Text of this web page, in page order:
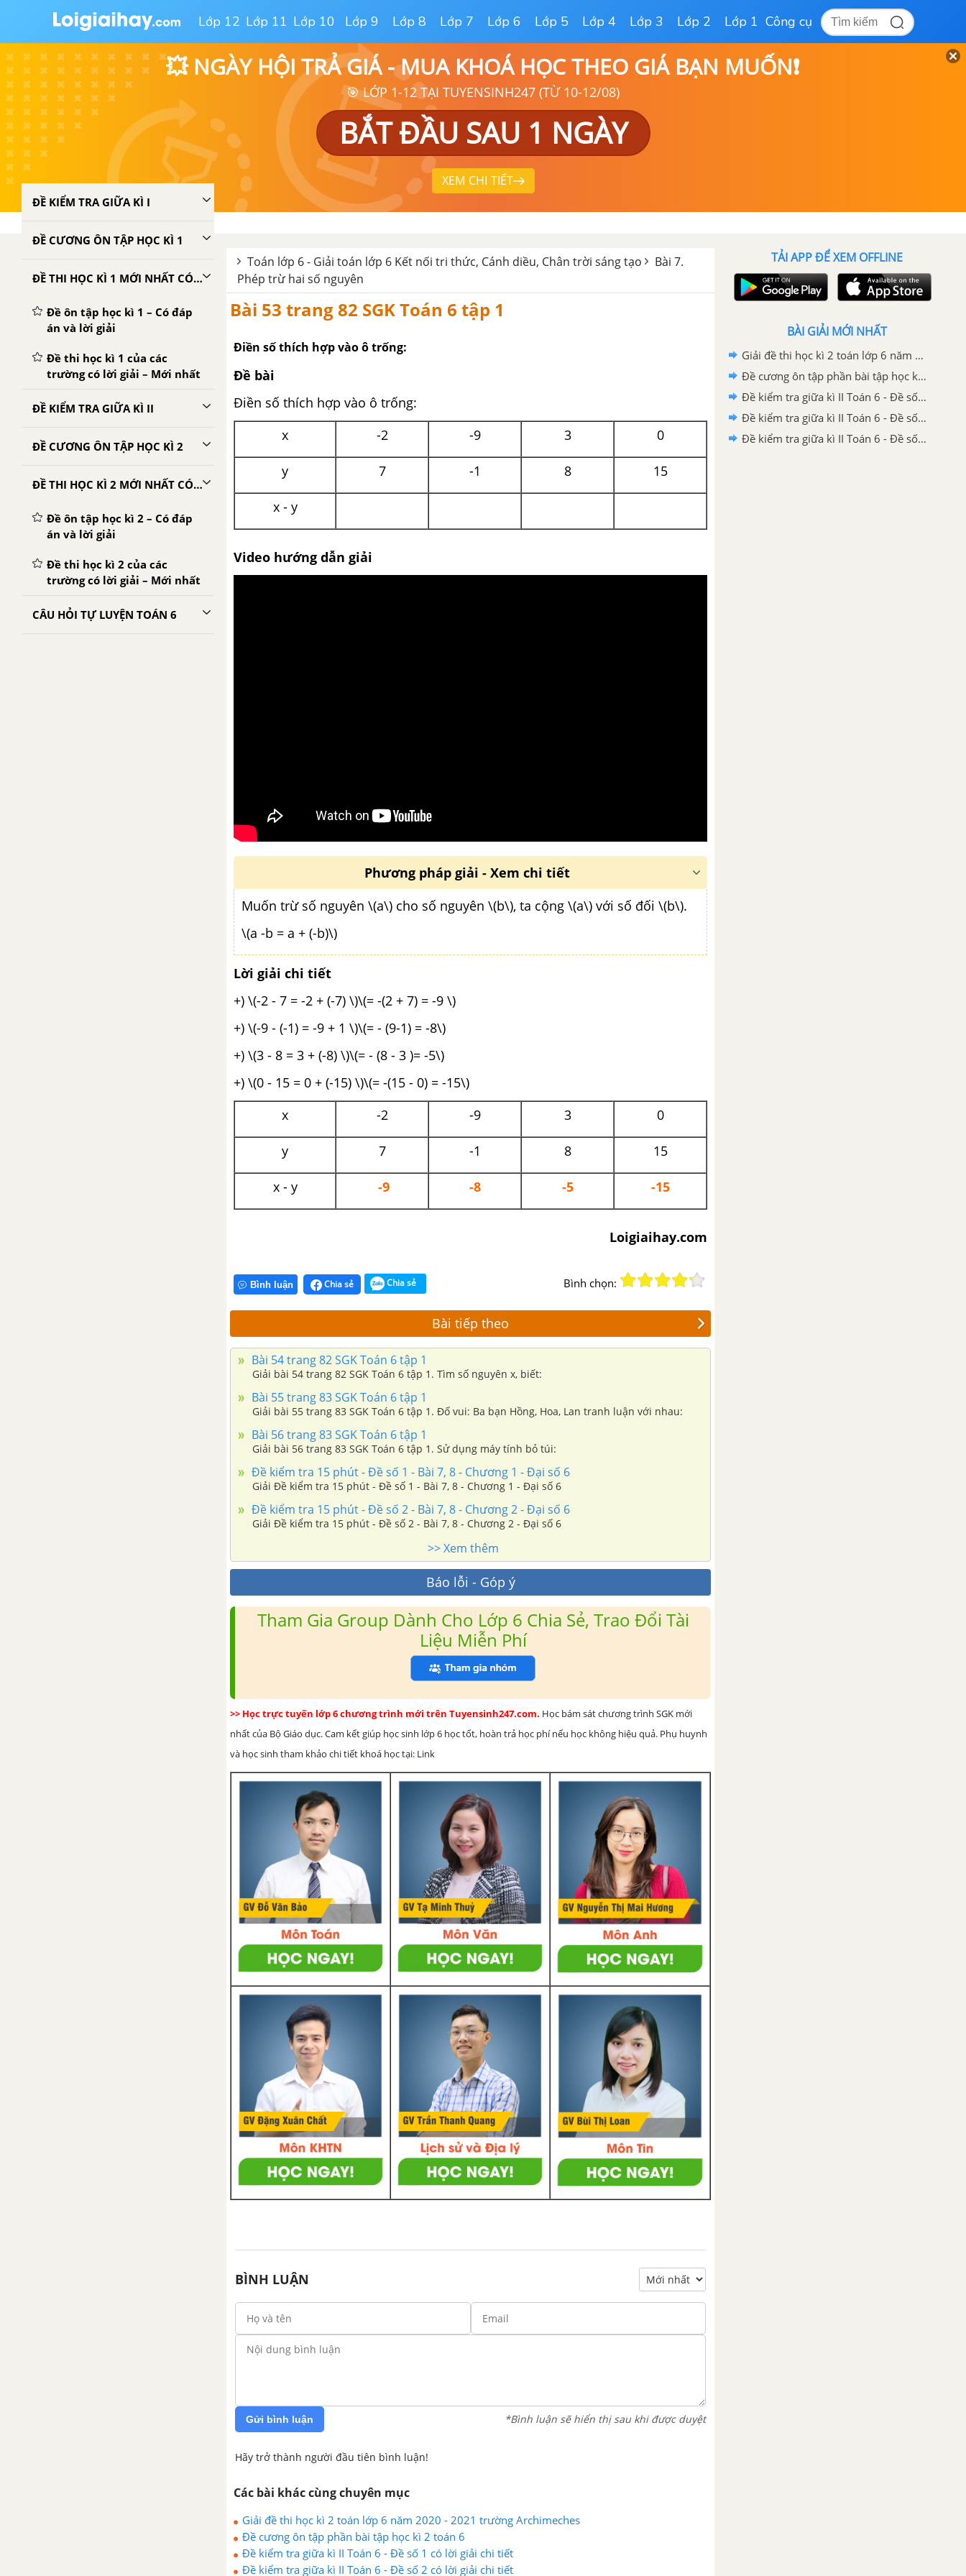
Lớp 12 Lớp 11 Lớp 10 Lớp 9 Lớp 8 Lớp 7 Lớp 6 Lớp 5 Lớp 4 Lớp 3 Lớp 2 Lớp 1 Công cụ
💥 NGÀY HỘI TRẢ GIÁ - MUA KHOÁ HỌC THEO GIÁ BẠN MUỐN❗
🎯 LỚP 1-12 TẠI TUYENSINH247 (TỪ 10-12/08)
BẮT ĐẦU SAU 1 NGÀY
XEM CHI TIẾT
ĐỀ KIỂM TRA GIỮA KÌ I
ĐỀ CƯƠNG ÔN TẬP HỌC KÌ 1
ĐỀ THI HỌC KÌ 1 MỚI NHẤT CÓ LỜI GIẢI
Đề ôn tập học kì 1 – Có đáp
án và lời giải
Đề thi học kì 1 của các
trường có lời giải – Mới nhất
ĐỀ KIỂM TRA GIỮA KÌ II
ĐỀ CƯƠNG ÔN TẬP HỌC KÌ 2
ĐỀ THI HỌC KÌ 2 MỚI NHẤT CÓ LỜI GIẢI
Đề ôn tập học kì 2 – Có đáp
án và lời giải
Đề thi học kì 2 của các
trường có lời giải – Mới nhất
CÂU HỎI TỰ LUYỆN TOÁN 6
Toán lớp 6 - Giải toán lớp 6 Kết nối tri thức, Cánh diều, Chân trời sáng tạo
Bài 7.
Phép trừ hai số nguyên
Bài 53 trang 82 SGK Toán 6 tập 1
Điền số thích hợp vào ô trống:
Đề bài
Điền số thích hợp vào ô trống:
x
-2 -9 3 0
y 7 -1 8 15
x - y
Video hướng dẫn giải
Phương pháp giải - Xem chi tiết
Muốn trừ số nguyên \(a\) cho số nguyên \(b\), ta cộng \(a\) với số đối \(b\).
\(a -b = a + (-b)\)
Lời giải chi tiết
+) \(-2 - 7 = -2 + (-7) \)\(= -(2 + 7) = -9 \)
+) \(-9 - (-1) = -9 + 1 \)\(= - (9-1) = -8\)
+) \(3 - 8 = 3 + (-8) \)\(= - (8 - 3 )= -5\)
+) \(0 - 15 = 0 + (-15) \)\(= -(15 - 0) = -15\)
x
-2 -9 3 0
y 7 -1 8 15
x - y -9 -8 -5 -15
Loigiaihay.com
Bình luận Chia sẻ Chia sẻ Bình chọn:
Bài tiếp theo
Bài 54 trang 82 SGK Toán 6 tập 1
Giải bài 54 trang 82 SGK Toán 6 tập 1. Tìm số nguyên x, biết:
Bài 55 trang 83 SGK Toán 6 tập 1
Giải bài 55 trang 83 SGK Toán 6 tập 1. Đố vui: Ba bạn Hồng, Hoa, Lan tranh luận với nhau:
Bài 56 trang 83 SGK Toán 6 tập 1
Giải bài 56 trang 83 SGK Toán 6 tập 1. Sử dụng máy tính bỏ túi:
Đề kiểm tra 15 phút - Đề số 1 - Bài 7, 8 - Chương 1 - Đại số 6
Giải Đề kiểm tra 15 phút - Đề số 1 - Bài 7, 8 - Chương 1 - Đại số 6
Đề kiểm tra 15 phút - Đề số 2 - Bài 7, 8 - Chương 2 - Đại số 6
Giải Đề kiểm tra 15 phút - Đề số 2 - Bài 7, 8 - Chương 2 - Đại số 6
>> Xem thêm
Báo lỗi - Góp ý
Tham Gia Group Dành Cho Lớp 6 Chia Sẻ, Trao Đổi Tài
Liệu Miễn Phí
>> Học trực tuyến lớp 6 chương trình mới trên Tuyensinh247.com. Học bám sát chương trình SGK mới
nhất của Bộ Giáo dục. Cam kết giúp học sinh lớp 6 học tốt, hoàn trả học phí nếu học không hiệu quả. Phụ huynh
và học sinh tham khảo chi tiết khoá học tại: Link
BÌNH LUẬN
Gửi bình luận *Bình luận sẽ hiển thị sau khi được duyệt
Hãy trở thành người đầu tiên bình luận!
Các bài khác cùng chuyên mục
Giải đề thi học kì 2 toán lớp 6 năm 2020 - 2021 trường Archimeches
Đề cương ôn tập phần bài tập học kì 2 toán 6
Đề kiểm tra giữa kì II Toán 6 - Đề số 1 có lời giải chi tiết
Đề kiểm tra giữa kì II Toán 6 - Đề số 2 có lời giải chi tiết
TẢI APP ĐỂ XEM OFFLINE
BÀI GIẢI MỚI NHẤT
Giải đề thi học kì 2 toán lớp 6 năm 2020 - 2021 trường Archimeches
Đề cương ôn tập phần bài tập học kì 2 toán 6
Đề kiểm tra giữa kì II Toán 6 - Đề số 1 có lời giải chi tiết
Đề kiểm tra giữa kì II Toán 6 - Đề số 2 có lời giải chi tiết
Đề kiểm tra giữa kì II Toán 6 - Đề số 3 có lời giải chi tiết